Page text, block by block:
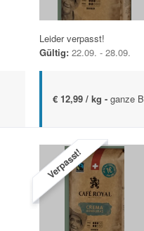
Leider verpasst!
Gültig: 22.09. - 28.09.
€ 12,99 / kg - ganze
Verpasst!